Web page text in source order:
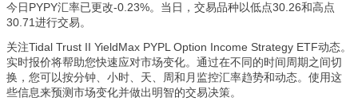
今日PYPY汇率已更改-0.23%。当日，交易品种以低点30.26和高点
30.71进行交易。
关注Tidal Trust II YieldMax PYPL Option Income Strategy ETF动态。
实时报价将帮助您快速应对市场变化。通过在不同的时间周期之间切
换，您可以按分钟、小时、天、周和月监控汇率趋势和动态。使用这
些信息来预测市场变化并做出明智的交易决策。